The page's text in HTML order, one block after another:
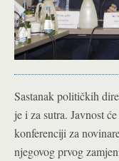
Sastanak političkih
je i za sutra. Javnost
konferenciji za
njegovog prvog